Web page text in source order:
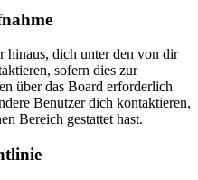
hinaus, dich unter den von dir
sofern dies zur
über das Board erforderlich
Benutzer dich kontaktieren,
Bereich gestattet hast.